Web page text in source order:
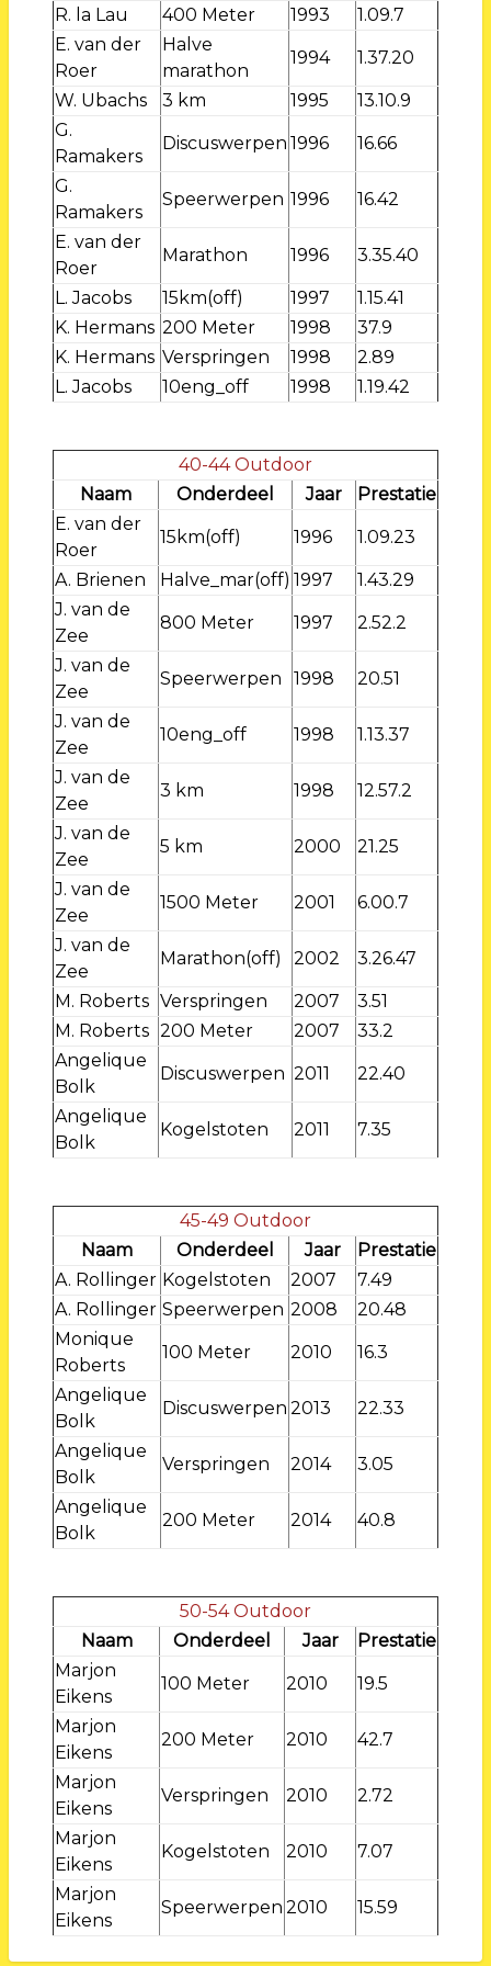
R. la Lau
400 Meter 1993
1.09.7
E. van der
Roer
Halve
marathon
1994 1.37.20
W. Ubachs 3 km 1995
13.10.9
G.
Ramakers
Discuswerpen 1996 16.66
G.
Ramakers
Speerwerpen 1996 16.42
E. van der
Roer
Marathon 1996 3.35.40
L. Jacobs 15km(off) 1997
1.15.41
K. Hermans 200 Meter 1998
37.9
K. Hermans Verspringen 1998
2.89
L. Jacobs
10eng_off 1998 1.19.42
40-44 Outdoor
Naam
Onderdeel Jaar
Prestatie
E. van der
Roer
15km(off) 1996 1.09.23
A. Brienen Halve_mar(off) 1997
1.43.29
J. van de
Zee
800 Meter 1997 2.52.2
J. van de
Zee
Speerwerpen 1998 20.51
J. van de
Zee
10eng_off 1998 1.13.37
J. van de
Zee
3 km 1998 12.57.2
J. van de
Zee
5 km 2000 21.25
J. van de
Zee
1500 Meter 2001 6.00.7
J. van de
Zee
Marathon(off) 2002 3.26.47
M. Roberts Verspringen 2007
3.51
M. Roberts 200 Meter 2007
33.2
Angelique
Bolk
Discuswerpen 2011 22.40
Angelique
Bolk
Kogelstoten 2011 7.35
45-49 Outdoor
Naam
Onderdeel Jaar
Prestatie
A. Rollinger Kogelstoten 2007
7.49
A. Rollinger Speerwerpen 2008
20.48
Monique
Roberts
100 Meter 2010 16.3
Angelique
Bolk
Discuswerpen 2013 22.33
Angelique
Bolk
Verspringen 2014 3.05
Angelique
Bolk
200 Meter 2014 40.8
50-54 Outdoor
Naam
Onderdeel Jaar
Prestatie
Marjon
Eikens
100 Meter 2010 19.5
Marjon
Eikens
200 Meter 2010 42.7
Marjon
Eikens
Verspringen 2010 2.72
Marjon
Eikens
Kogelstoten 2010 7.07
Marjon
Eikens
Speerwerpen 2010 15.59